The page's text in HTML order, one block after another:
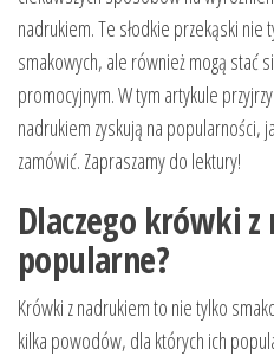
nadrukiem. Te słodkie przekąski
smakowych, ale również mogą stać
promocyjnym. W tym artykule
nadrukiem zyskują na popularności,
zamówić. Zapraszamy do lektury!
Dlaczego krówki
popularne?
Krówki z nadrukiem to nie tylko
kilka powodów, dla których ich